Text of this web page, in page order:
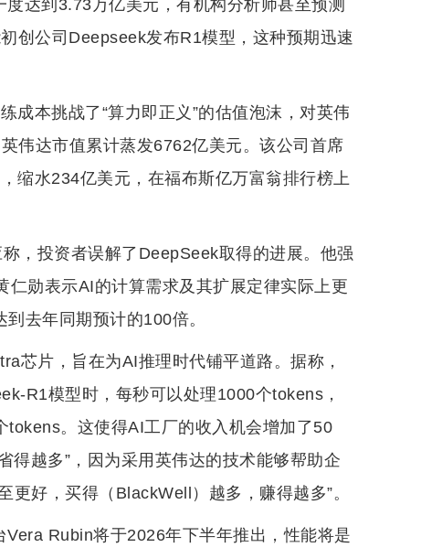
达到3.73万亿美元，有机构分析师甚至预测
创公司Deepseek发布R1模型，这种预期迅速
成本挑战了“算力即正义”的估值泡沫，对英伟
伟达市值累计蒸发6762亿美元。该公司首席
缩水234亿美元，在福布斯亿万富翁排行榜上
，投资者误解了DeepSeek取得的进展。他强
勋表示AI的计算需求及其扩展定律实际上更
去年同期预计的100倍。
芯片，旨在为AI推理时代铺平道路。据称，
R1模型时，每秒可以处理1000个tokens，
。这使得AI工厂的收入机会增加了50
得越多”，因为采用英伟达的技术能够帮助企
好，买得（BlackWell）越多，赚得越多”。
Rubin将于2026年下半年推出，性能将是